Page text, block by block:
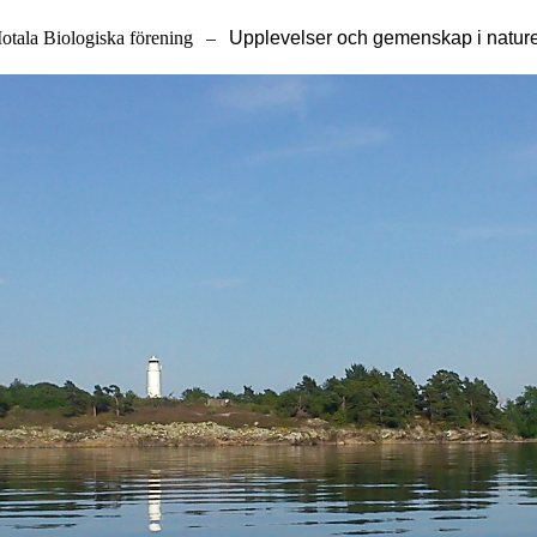
Biologiska förening – Upplevelser och gemenskap i